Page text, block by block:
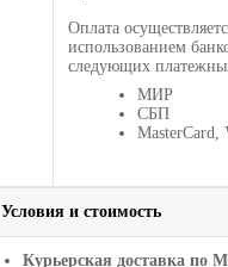
Оплата
использованием
следующих
МИР
СБП
MasterCard,
Условия и стоимость
Курьерская доставка по